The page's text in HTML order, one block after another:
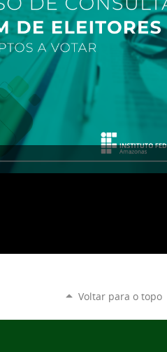
Voltar para o topo